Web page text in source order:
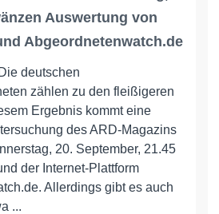
Auswertung von
Abgeordnetenwatch.de
deutschen
zählen zu den fleißigeren
Ergebnis kommt eine
des ARD-Magazins
20. September, 21.45
der Internet-Plattform
Allerdings gibt es auch
...